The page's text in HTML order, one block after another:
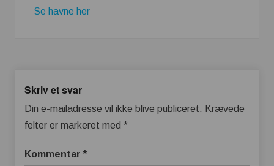
Se havne her
Skriv et svar
Din e-mailadresse vil ikke blive publiceret. Krævede
felter er markeret med *
Kommentar *